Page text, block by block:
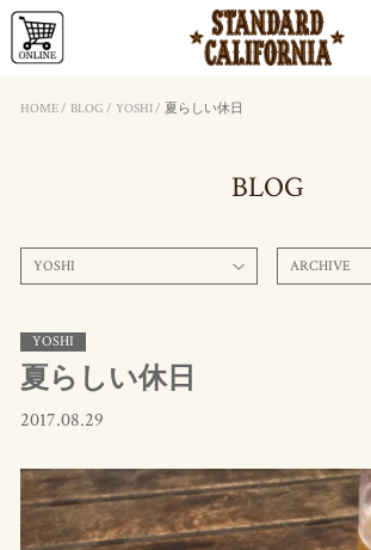
HOME/ BLOG / YOSHI/ 夏らしい休日
BLOG
YOSHI ARCHIVE
YOSHI
夏らしい休日
2017.08.29